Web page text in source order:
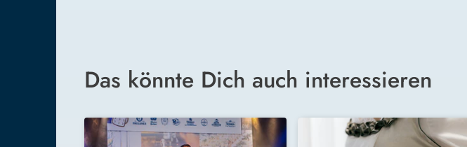
Das könnte Dich auch interessieren